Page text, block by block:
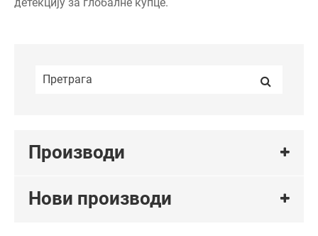
Производи
Нови производи